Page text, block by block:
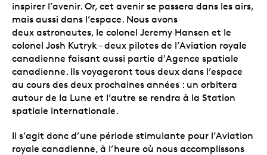
inspirer l’avenir. Or, cet avenir se passera dans les airs,
mais aussi dans l’espace. Nous avons
deux astronautes, le colonel Jeremy Hansen et le
colonel Josh Kutryk – deux pilotes de l’Aviation royale
canadienne faisant aussi partie d'Agence spatiale
canadienne. Ils voyageront tous deux dans l’espace
au cours des deux prochaines années : un orbitera
autour de la Lune et l’autre se rendra à la Station
spatiale internationale.
Il s’agit donc d’une période stimulante pour l’Aviation
royale canadienne, à l’heure où nous accomplissons